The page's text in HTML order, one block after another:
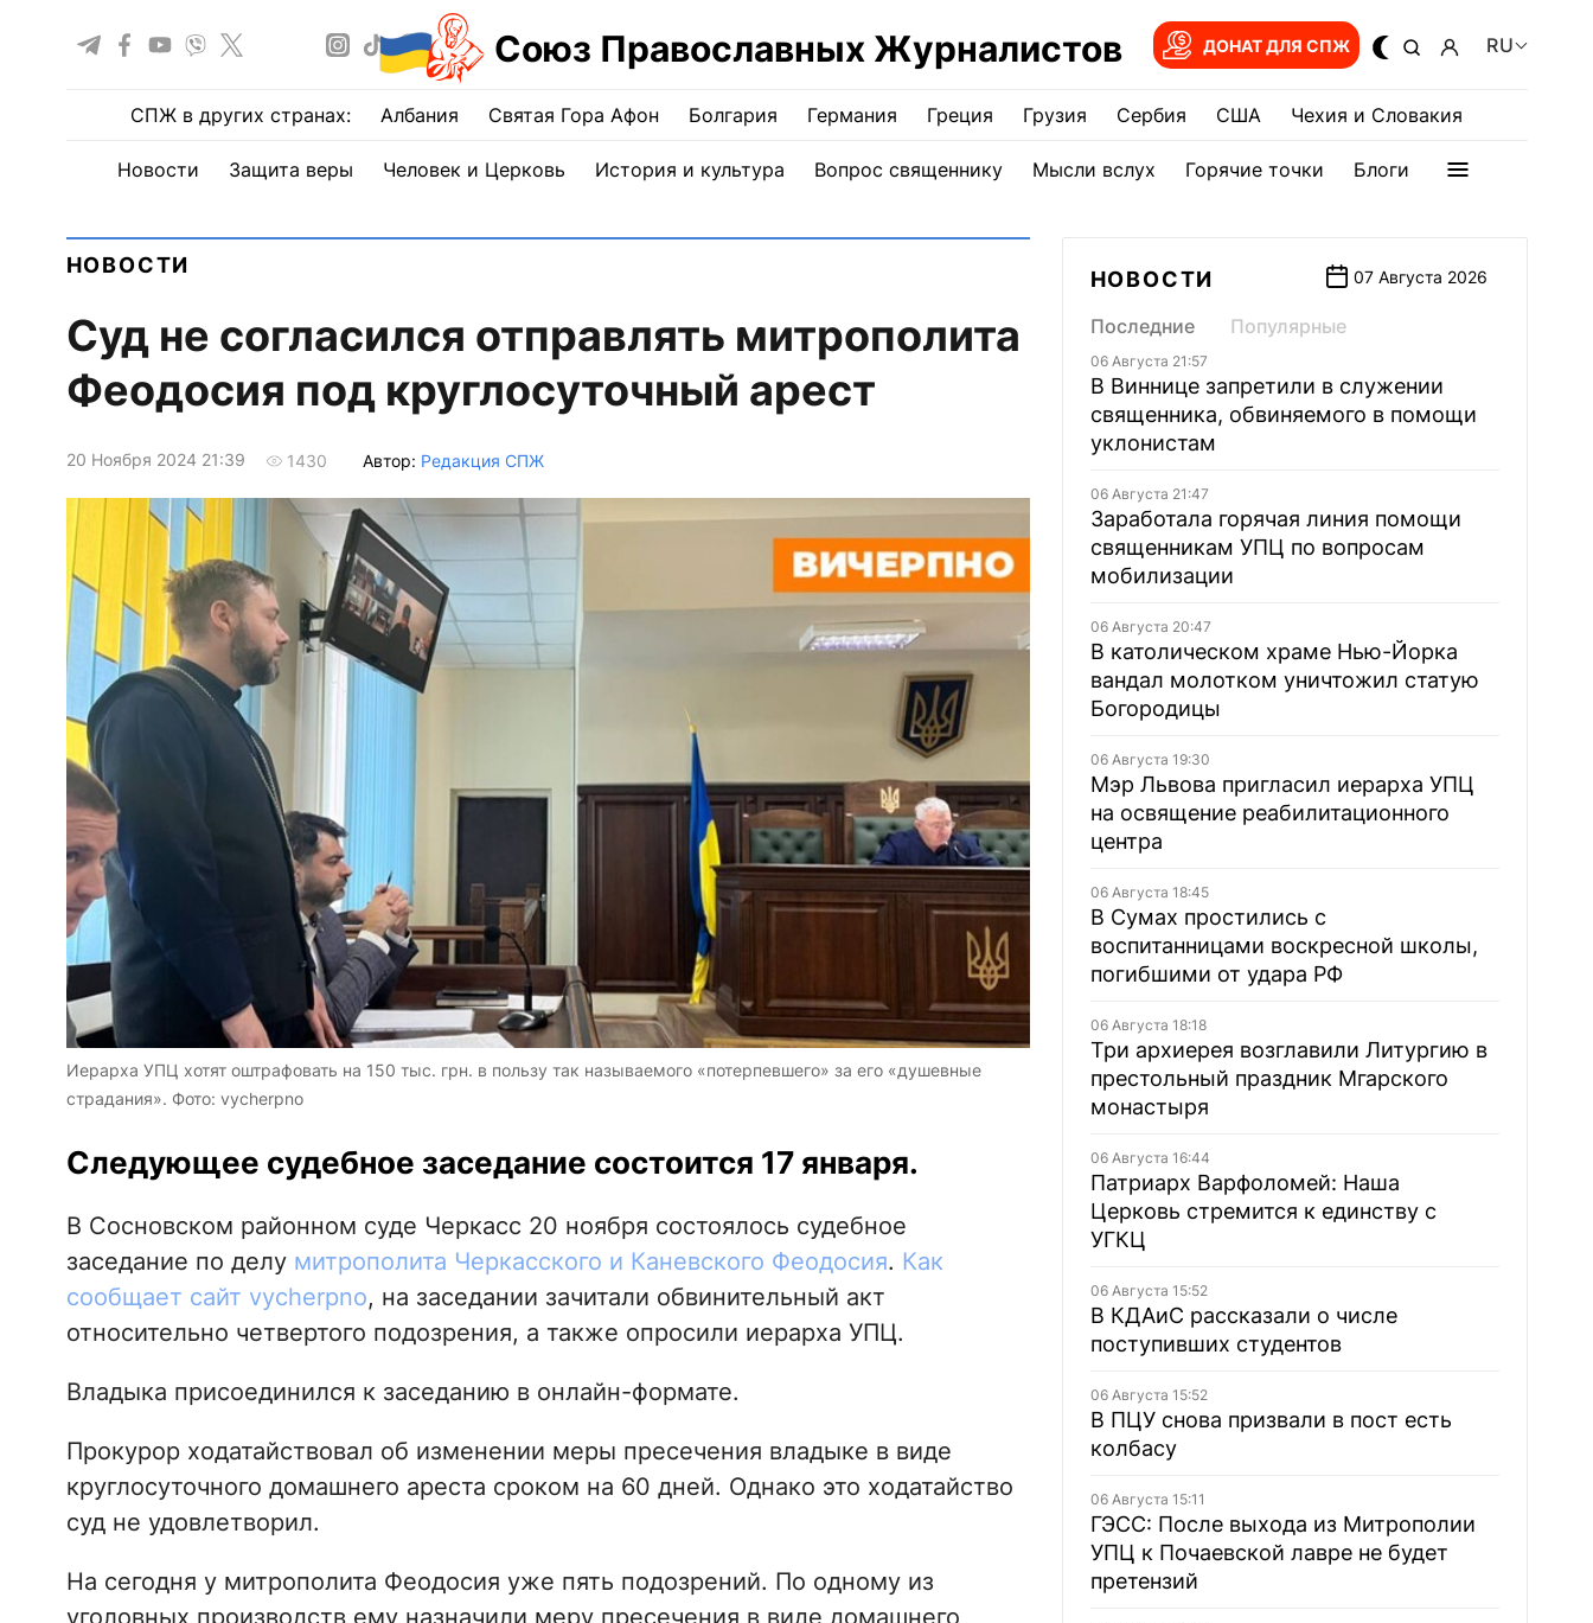
Союз Православных Журналистов ДОНАТ ДЛЯ СПЖ RU
СПЖ в других странах: Албания Святая Гора Афон Болгария Германия Греция Грузия Сербия США Чехия и Словакия
Новости Защита веры Человек и Церковь История и культура Вопрос священнику Мысли вслух Горячие точки Блоги
НОВОСТИ
Суд не согласился отправлять митрополита
Феодосия под круглосуточный арест
20 Ноября 2024 21:39 1430 Автор: Редакция СПЖ
Иерарха УПЦ хотят оштрафовать на 150 тыс. грн. в пользу так называемого «потерпевшего» за его «душевные
страдания». Фото: vycherpno
Следующее судебное заседание состоится 17 января.
В Сосновском районном суде Черкасс 20 ноября состоялось судебное
заседание по делу митрополита Черкасского и Каневского Феодосия. Как
сообщает сайт vycherpno, на заседании зачитали обвинительный акт
относительно четвертого подозрения, а также опросили иерарха УПЦ.
Владыка присоединился к заседанию в онлайн-формате.
Прокурор ходатайствовал об изменении меры пресечения владыке в виде
круглосуточного домашнего ареста сроком на 60 дней. Однако это ходатайство
суд не удовлетворил.
На сегодня у митрополита Феодосия уже пять подозрений. По одному из
НОВОСТИ 07 Августа 2026
Последние Популярные
06 Августа 21:57
В Виннице запретили в служении
священника, обвиняемого в помощи
уклонистам
06 Августа 21:47
Заработала горячая линия помощи
священникам УПЦ по вопросам
мобилизации
06 Августа 20:47
В католическом храме Нью-Йорка
вандал молотком уничтожил статую
Богородицы
06 Августа 19:30
Мэр Львова пригласил иерарха УПЦ
на освящение реабилитационного
центра
06 Августа 18:45
В Сумах простились с
воспитанницами воскресной школы,
погибшими от удара РФ
06 Августа 18:18
Три архиерея возглавили Литургию в
престольный праздник Мгарского
монастыря
06 Августа 16:44
Патриарх Варфоломей: Наша
Церковь стремится к единству с
УГКЦ
06 Августа 15:52
В КДАиС рассказали о числе
поступивших студентов
06 Августа 15:52
В ПЦУ снова призвали в пост есть
колбасу
06 Августа 15:11
ГЭСС: После выхода из Митрополии
УПЦ к Почаевской лавре не будет
претензий